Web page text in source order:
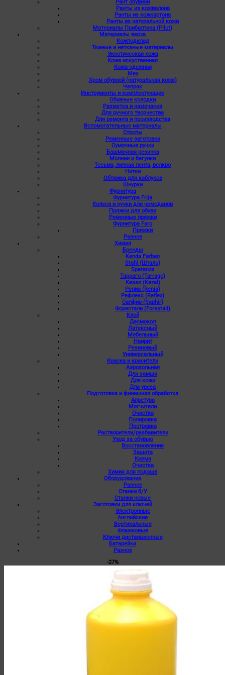
Рант обувной
Ранты из кожвалона
Ранты из кожкартона
Ранты из натуральной кожи
Материалы Прибалтика (Pilot)
Материалы верха
Кожподклад
Тканые и нетканые материалы
Экзотическая кожа
Кожа искуственная
Кожа одежная
Мех
Хром обувной (натуральная кожа)
Чепрак
Инструменты и комплектующие
Обувные колодки
Разметка и намечания
Для ручного творчества
Для ремонта и производства
Вспомогательные материалы
Стропы
Ременные заготовки
Сумочные ручки
Башмачная резинка
Молнии и бегунки
Тесьма, липкая лента, велкро
Нитки
Обтяжка для каблуков
Шнурки
Фурнитура
Фурнитура Frija
Колеса и ручки для чемоданов
Пряжки для обуви
Ременные пряжки
Фурнитура Faro
Пряжки
Разное
Химия
Бренды
Kenda Farben
Stahl (Шталь)
Speranza
Тарраго (Tarrago)
Кезал (Kezal)
Рениа (Renia)
Рефлекс (Reflex)
Сапфир (Saphir)
Форестали (Forestali)
Клей
Десмокол
Латексный
Мебельный
Наирит
Резиновый
Универсальный
Краска и красители
Аэрозольная
Для замши
Для кожи
Для уреза
Подготовка и финишная обработка
Апретура
Мягчители
Очистка
Полировка
Протравка
Растворители/разбавители
Уход за обувью
Восстановление
Защита
Крема
Очистка
Химия для подошв
Оборудование
Разное
Станки б/У
Станки новые
Заготовки для ключей
Электронные
Английские
Вертикальные
Флажковые
Ключи дистанционные
Батарейки
Разное
-27%